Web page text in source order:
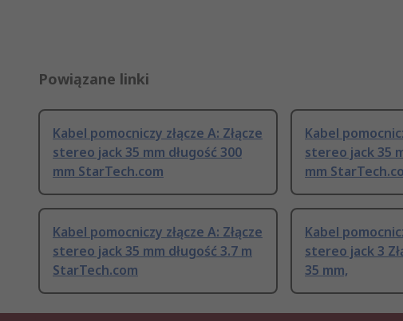
Powiązane linki
Kabel pomocniczy złącze A: Złącze
stereo jack 35 mm długość 300
mm StarTech.com
Kabel
stereo jack 35
mm
Kabel pomocniczy złącze A: Złącze
stereo jack 35 mm długość 3.7 m
StarTech.com
Kabel
stereo jack 3
35 mm,